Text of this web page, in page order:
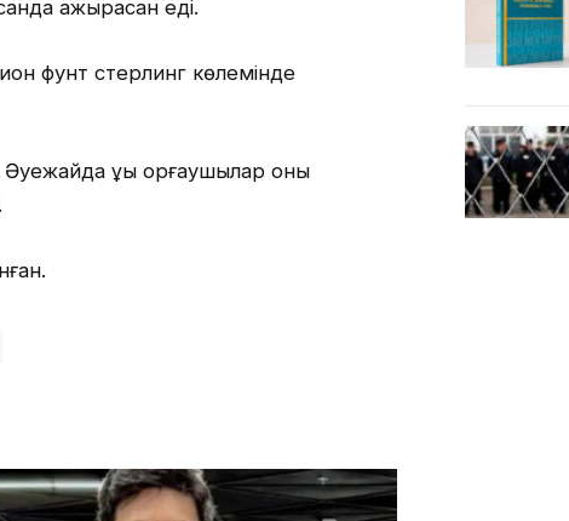
ажырасқан еді.
фунт стерлинг көлемінде
құқық қорғаушылар оны